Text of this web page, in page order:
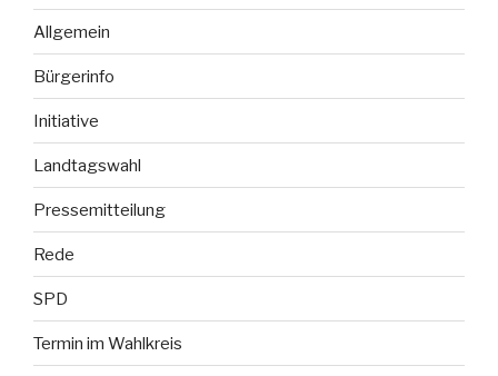
Allgemein
Bürgerinfo
Initiative
Landtagswahl
Pressemitteilung
Rede
SPD
Termin im Wahlkreis